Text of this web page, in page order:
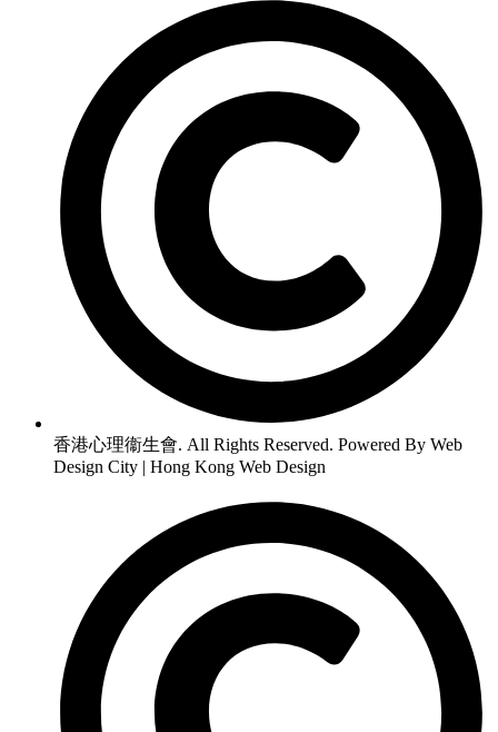
香港心理衞生會. All Rights Reserved. Powered By Web
Design City | Hong Kong Web Design